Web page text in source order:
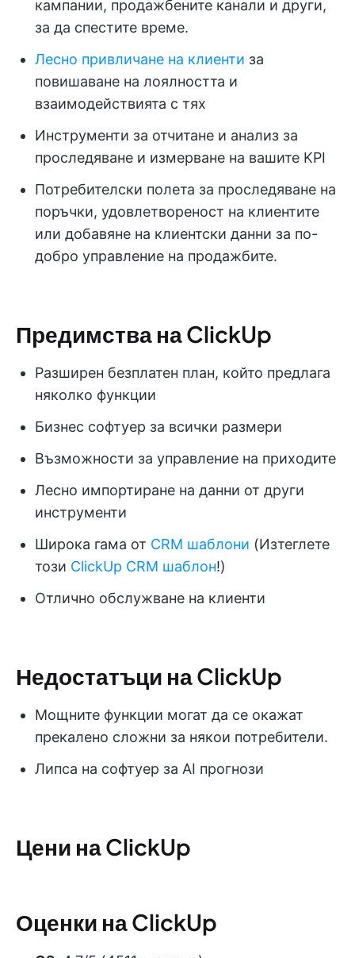
кампании, продажбените канали и други,
за да спестите време.
Лесно привличане на клиенти за
повишаване на лоялността и
взаимодействията с тях
Инструменти за отчитане и анализ за
проследяване и измерване на вашите KPI
Потребителски полета за проследяване на
поръчки, удовлетвореност на клиентите
или добавяне на клиентски данни за по-
добро управление на продажбите.
Предимства на ClickUp
Разширен безплатен план, който предлага
няколко функции
Бизнес софтуер за всички размери
Възможности за управление на приходите
Лесно импортиране на данни от други
инструменти
Широка гама от CRM шаблони (Изтеглете
този ClickUp CRM шаблон!)
Отлично обслужване на клиенти
Недостатъци на ClickUp
Мощните функции могат да се окажат
прекалено сложни за някои потребители.
Липса на софтуер за AI прогнози
Цени на ClickUp
Оценки на ClickUp